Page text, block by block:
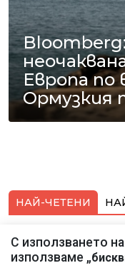
Европа по
Ормузкия
НАЙ-ЧЕТЕНИ
С използването
използваме „